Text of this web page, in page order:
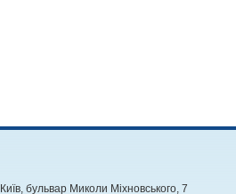
Київ, бульвар Миколи Міхновського, 7